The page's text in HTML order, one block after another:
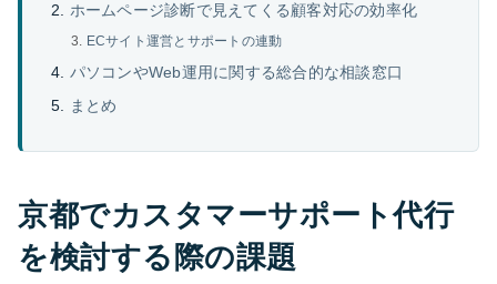
ホームページ診断で見えてくる顧客対応の効率化
ECサイト運営とサポートの連動
パソコンやWeb運用に関する総合的な相談窓口
まとめ
京都でカスタマーサポート代行
を検討する際の課題